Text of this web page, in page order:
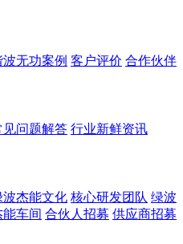
波无功案例 客户评价 合作伙伴
见问题解答 行业新鲜资讯
波杰能文化 核心研发团队 绿波
车间 合伙人招募 供应商招募